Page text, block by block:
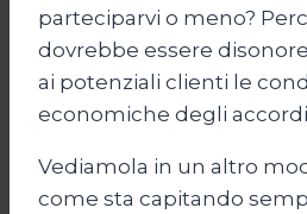
parteciparvi o meno?
dovrebbe essere
ai potenziali clienti le
economiche degli
Vediamola in un altro
come sta capitando